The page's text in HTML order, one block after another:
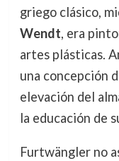
griego clásico,
Wendt, era
artes plásticas.
una concepción
elevación del
la educación de
Furtwängler no